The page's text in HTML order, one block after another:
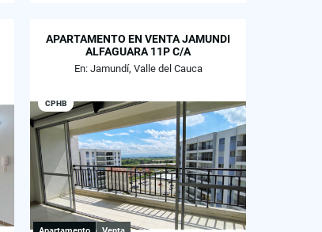
APARTAMENTO EN VENTA JAMUNDI
ALFAGUARA 11P C/A
En: Jamundí, Valle del Cauca
CPHB